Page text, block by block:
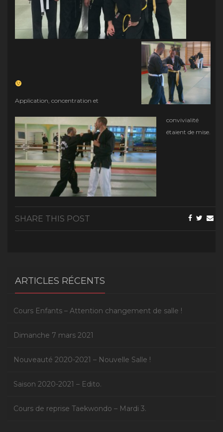
Application, concentration et
convivialité
étaient de mise.
SHARE THIS POST
ARTICLES RÉCENTS
Cours Enfants – Attention changement de salle !
Dimanche 7 mars 2021
Nouveauté 2020-2021 – Nouvelle Salle !
Saison 2020-2021 – Edito.
Cours de reprise Taekwondo – Mardi 3.